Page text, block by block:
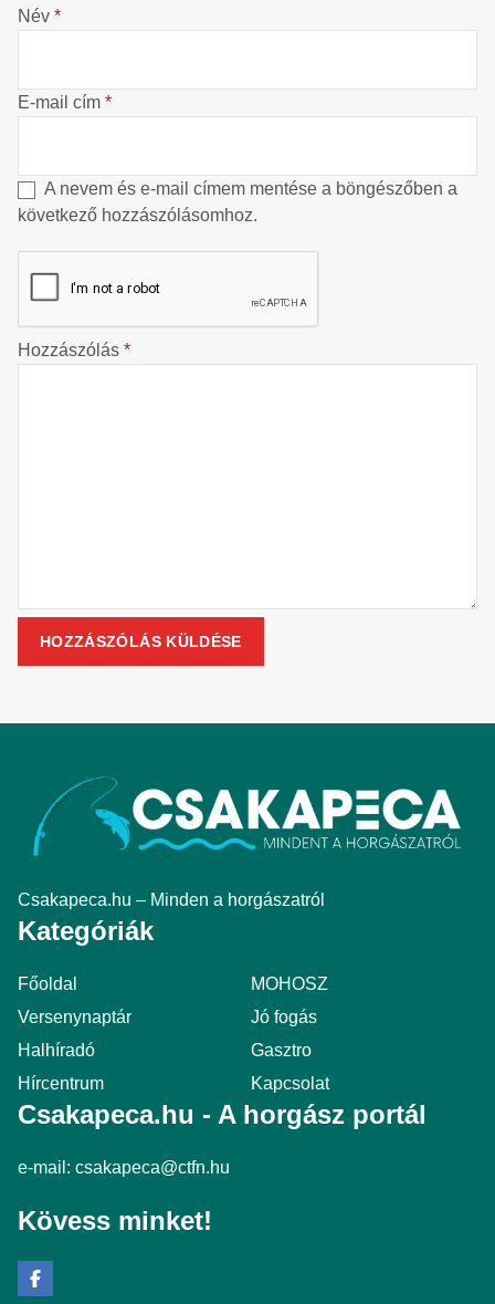
Név *
E-mail cím *
A nevem és e-mail címem mentése a böngészőben a
következő hozzászólásomhoz.
Hozzászólás *
Csakapeca.hu – Minden a horgászatról
Kategóriák
Főoldal
MOHOSZ
Versenynaptár
Jó fogás
Halhíradó
Gasztro
Hírcentrum
Kapcsolat
Csakapeca.hu - A horgász portál
e-mail: csakapeca@ctfn.hu
Kövess minket!